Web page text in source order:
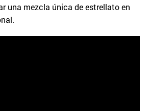
una mezcla única de estrellato en